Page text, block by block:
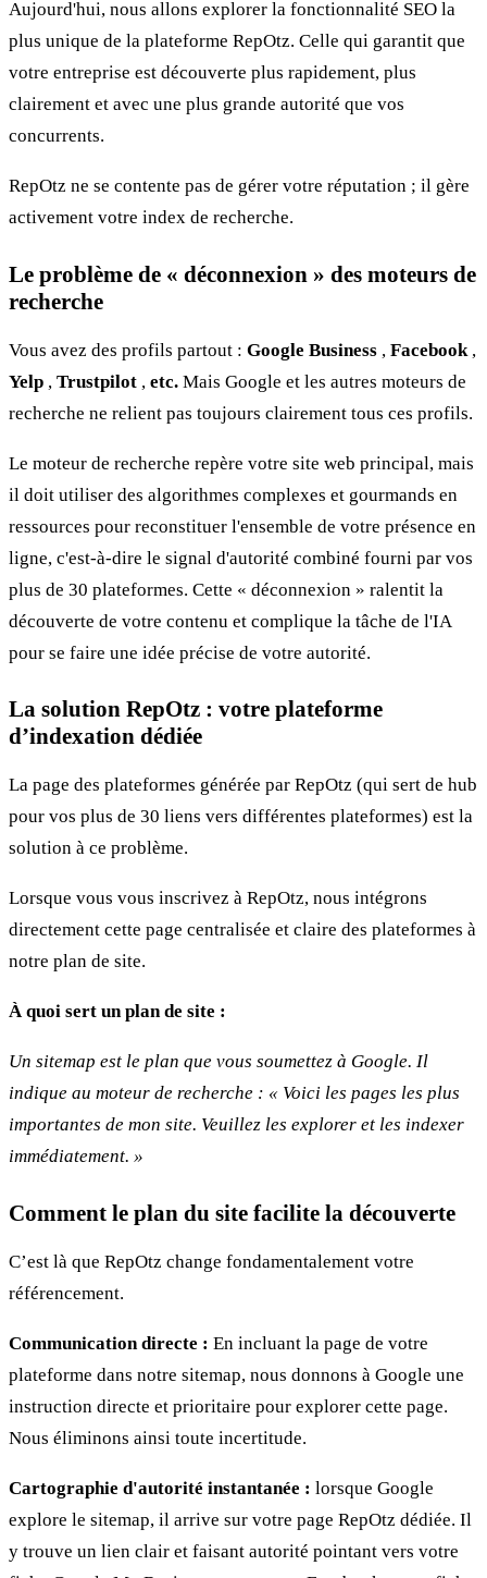
Aujourd'hui, nous allons explorer la fonctionnalité SEO la
plus unique de la plateforme RepOtz. Celle qui garantit que
votre entreprise est découverte plus rapidement, plus
clairement et avec une plus grande autorité que vos
concurrents.
RepOtz ne se contente pas de gérer votre réputation ; il gère
activement votre index de recherche.
Le problème de « déconnexion » des moteurs de
recherche
Vous avez des profils partout : Google Business , Facebook,
Yelp , Trustpilot , etc. Mais Google et les autres moteurs de
recherche ne relient pas toujours clairement tous ces profils.
Le moteur de recherche repère votre site web principal, mais
il doit utiliser des algorithmes complexes et gourmands en
ressources pour reconstituer l'ensemble de votre présence en
ligne, c'est-à-dire le signal d'autorité combiné fourni par vos
plus de 30 plateformes. Cette « déconnexion » ralentit la
découverte de votre contenu et complique la tâche de l'IA
pour se faire une idée précise de votre autorité.
La solution RepOtz : votre plateforme
d’indexation dédiée
La page des plateformes générée par RepOtz (qui sert de hub
pour vos plus de 30 liens vers différentes plateformes) est la
solution à ce problème.
Lorsque vous vous inscrivez à RepOtz, nous intégrons
directement cette page centralisée et claire des plateformes à
notre plan de site.
À quoi sert un plan de site :
Un sitemap est le plan que vous soumettez à Google. Il
indique au moteur de recherche : « Voici les pages les plus
importantes de mon site. Veuillez les explorer et les indexer
immédiatement. »
Comment le plan du site facilite la découverte
C’est là que RepOtz change fondamentalement votre
référencement.
Communication directe : En incluant la page de votre
plateforme dans notre sitemap, nous donnons à Google une
instruction directe et prioritaire pour explorer cette page.
Nous éliminons ainsi toute incertitude.
Cartographie d'autorité instantanée : lorsque Google
explore le sitemap, il arrive sur votre page RepOtz dédiée. Il
y trouve un lien clair et faisant autorité pointant vers votre